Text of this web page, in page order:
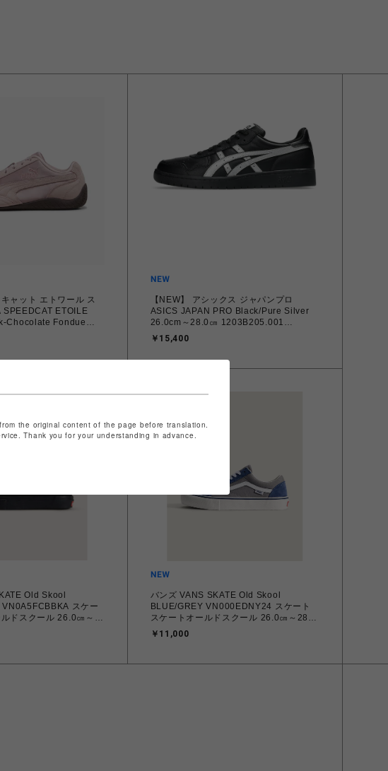
ャット エトワール ス
SPEEDCAT ETOILE
Chocolate Fondue
407673_03
【送料無料 北海道/沖
【NEW】 アシックス ジャパンプロ
ASICS JAPAN PRO Black/Pure Silver
26.0cm～28.0㎝ 1203B205.001
4573690068224 メンズ スニーカー スポ
ーツスタイル 【送料無料 北海道/沖縄/離
￥15,400
Old Skool
スケー
クール 26.0㎝～
メンズ シューズ
【送料無料 北海道/沖
バンズ VANS SKATE Old Skool
BLUE/GREY VN000EDNY24 スケート
スケートオールドスクール 26.0㎝～28.0
㎝ スニーカー メンズ シューズ
0198266485218 【送料無料 北海道/沖
￥11,000
the original content of the page before translation.
Thank you for your understanding in advance.